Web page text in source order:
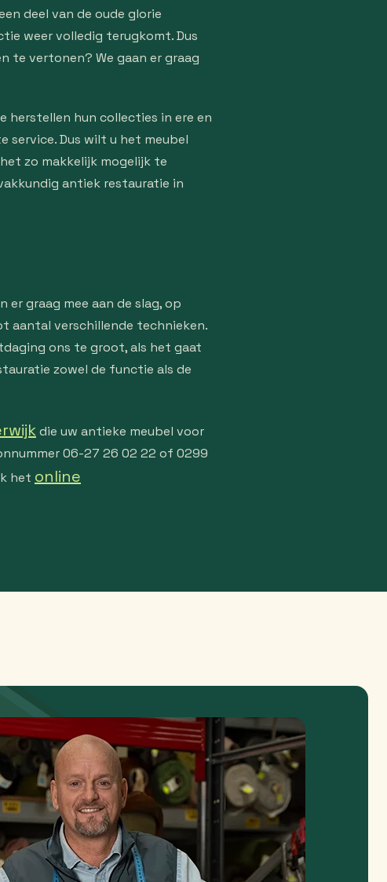
deel van de oude glorie
weer volledig terugkomt. Dus
vertonen? We gaan er graag
herstellen hun collecties in ere en
service. Dus wilt u het meubel
zo makkelijk mogelijk te
antiek restauratie in
graag mee aan de slag, op
aantal verschillende technieken.
ons te groot, als het gaat
zowel de functie als de
die uw antieke meubel voor
06-27 26 02 22 of 0299
het online